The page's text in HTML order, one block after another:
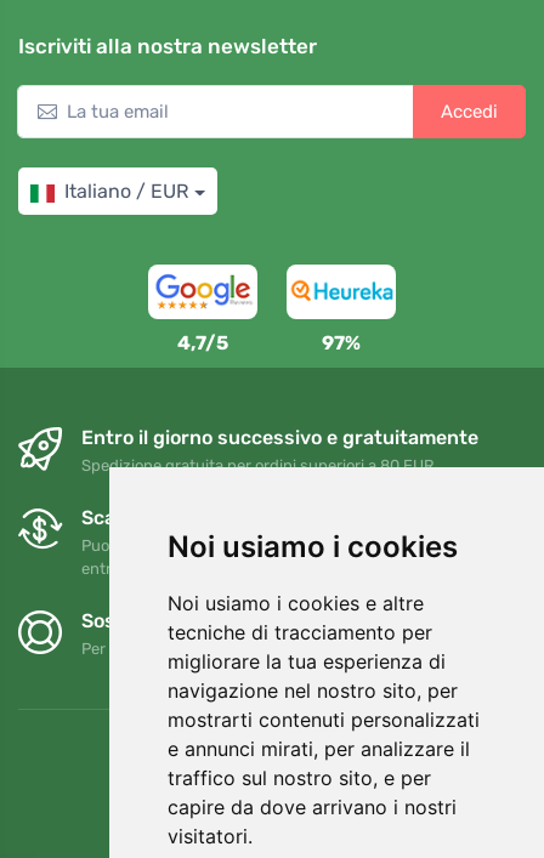
Noi usiamo i cookies
Noi usiamo i cookies e altre
tecniche di tracciamento per
migliorare la tua esperienza di
navigazione nel nostro sito, per
mostrarti contenuti personalizzati
e annunci mirati, per analizzare il
traffico sul nostro sito, e per
capire da dove arrivano i nostri
visitatori.
Iscriviti alla nostra newsletter
Accedi
Italiano / EUR
4,7/5 97%
Entro il giorno successivo e gratuitamente
Spedizione gratuita per ordini superiori a 80 EUR
Scambi e resi gratuiti
Puoi restituire o cambiare il tuo ordine in qualsiasi momento
entro 90 giorni
Sosteniamo Trees.org
Per ogni ordine piantiamo un albero! Leggi di più